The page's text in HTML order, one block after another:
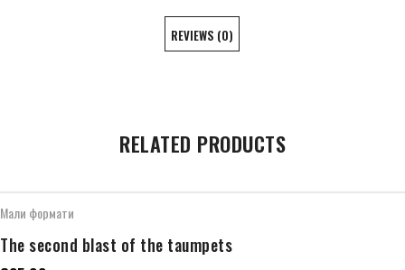
REVIEWS (0)
RELATED PRODUCTS
Мали формати
The second blast of the taumpets